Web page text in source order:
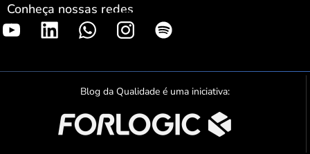
Conheça nossas redes
S
o
t
i
f
y
Blog da Qualidade é uma iniciativa: